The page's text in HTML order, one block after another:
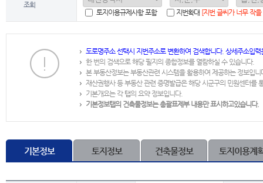
조회
토지이용규제사항 포함
지번확대 [지번 글씨가 너무 작
도로명주소 선택시 지번주소로 변환하여 검색합니다. 상세주소입
한 번의 검색으로 해당 필지의 종합정보를 열람하실 수 있습니다.
본 부동산정보는 부동산관련 시스템을 활용하여 제공하는 정보입니
재산권행사 등 부동산 관련 증명발급은 해당 시군구의 민원센터를
기본개요는 각 탭의 요약 정보입니다.
기본정보탭의 건축물정보는 총괄표제부 내용만 표시하고있습니다.
기본정보 토지정보 건축물정보 토지이용계